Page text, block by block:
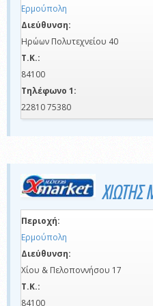
Ερμούπολη
Διεύθυνση:
Ηρώων Πολυτεχνείου 40
Τ.Κ.:
84100
Τηλέφωνο 1:
22810 75380
ΧΙΩΤΗΣ
Περιοχή:
Ερμούπολη
Διεύθυνση:
Χίου & Πελοποννήσου 17
Τ.Κ.:
84100